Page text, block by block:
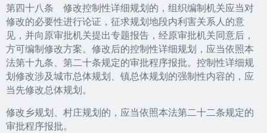
第四十八条 修改控制性详细规划的，组织编制机关应当对
修改的必要性进行论证，征求规划地段内利害关系人的意
见，并向原审批机关提出专题报告，经原审批机关同意后，
方可编制修改方案。修改后的控制性详细规划，应当依照本
法第十九条、第二十条规定的审批程序报批。控制性详细规
划修改涉及城市总体规划、镇总体规划的强制性内容的，应
当先修改总体规划。
修改乡规划、村庄规划的，应当依照本法第二十二条规定的
审批程序报批。